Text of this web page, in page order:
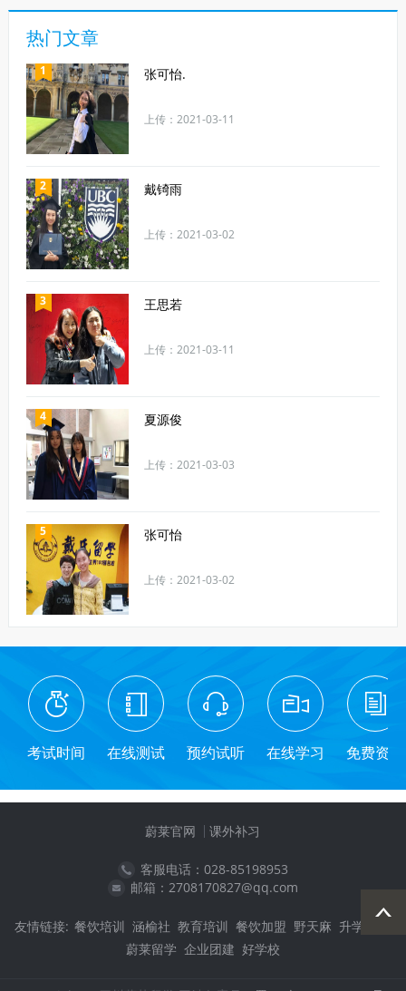
热门文章
1 张可怡.
上传：2021-03-11
2 戴锜雨
上传：2021-03-02
3 王思若
上传：2021-03-11
4 夏源俊
上传：2021-03-03
5 张可怡
上传：2021-03-02
考试时间 在线测试 预约试听 在线学习 免费资料
蔚莱官网 课外补习
客服电话：028-85198953
邮箱：2708170827@qq.com
友情链接: 餐饮培训 涵榆社 教育培训 餐饮加盟 野天麻 升学教育
蔚莱留学 企业团建 好学校